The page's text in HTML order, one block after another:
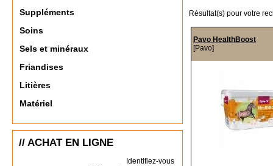
Suppléments
Soins
Sels et minéraux
Friandises
Litières
Matériel
// ACHAT EN LIGNE
Identifiez-vous
Résultat(s) pour votre
Pavo HealthBoost
[Pavo]